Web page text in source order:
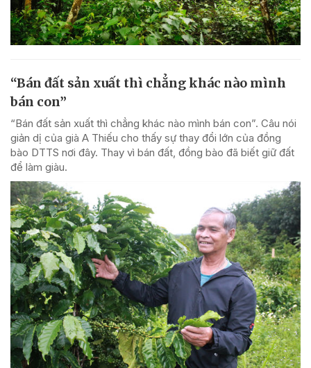
“Bán đất sản xuất thì chẳng khác nào mình
bán con”
“Bán đất sản xuất thì chẳng khác nào mình bán con”. Câu nói
giản dị của già A Thiếu cho thấy sự thay đổi lớn của đồng
bào DTTS nơi đây. Thay vì bán đất, đồng bào đã biết giữ đất
để làm giàu.